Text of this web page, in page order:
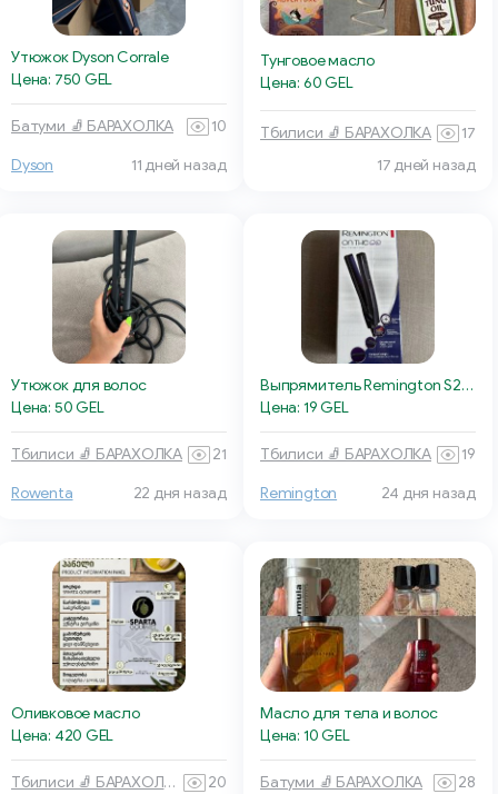
Утюжок Dyson Corrale
Цена: 750 GEL
Батуми 🧦 БАРАХОЛКА 10
Dyson 11 дней назад
Тунговое масло
Цена: 60 GEL
Тбилиси 🧦 БАРАХОЛКА
17
17 дней назад
Утюжок для волос
Цена: 50 GEL
Тбилиси 🧦 БАРАХОЛКА 21
Rowenta 22 дня назад
Выпрямитель Remington S2880 (On The Go)
Цена: 19 GEL
Тбилиси 🧦 БАРАХОЛКА 19
Remington 24 дня назад
Оливковое масло
Цена: 420 GEL
Тбилиси 🧦 БАРАХОЛКА
20
Масло для тела и волос
Цена: 10 GEL
Батуми 🧦 БАРАХОЛКА
28